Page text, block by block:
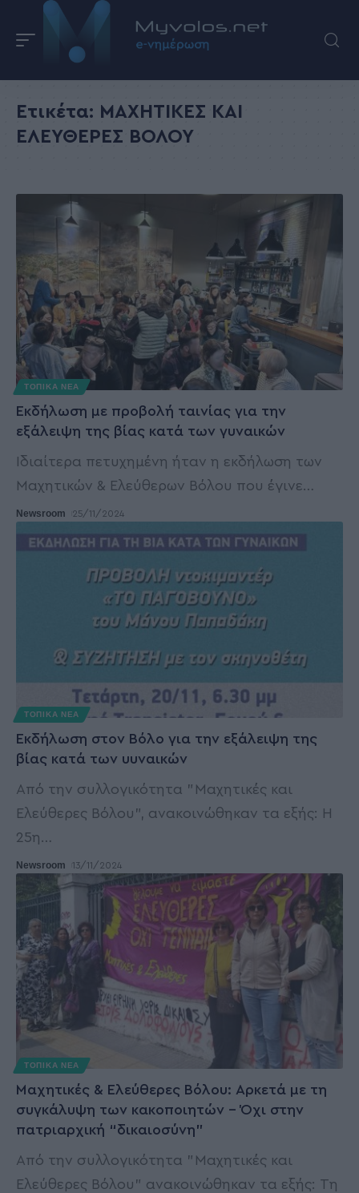
Ετικέτα: ΜΑΧΗΤΙΚΕΣ ΚΑΙ
ΕΛΕΥΘΕΡΕΣ ΒΟΛΟΥ
ΤΟΠΙΚΑ ΝΕΑ
Εκδήλωση με προβολή ταινίας για την
εξάλειψη της βίας κατά των γυναικών
Ιδιαίτερα πετυχημένη ήταν η εκδήλωση των
Μαχητικών & Ελεύθερων Βόλου που έγινε…
Newsroom 25/11/2024
ΤΟΠΙΚΑ ΝΕΑ
Εκδήλωση στον Βόλο για την εξάλειψη της
βίας κατά των υυναικών
Από την συλλογικότητα "Μαχητικές και
Ελεύθερες Βόλου", ανακοινώθηκαν τα εξής: Η
25η
Newsroom 13/11/2024
ΤΟΠΙΚΑ ΝΕΑ
Μαχητικές & Ελεύθερες Βόλου: Αρκετά με τη
συγκάλυψη των κακοποιητών – Όχι στην
πατριαρχική “δικαιοσύνη”
Από την συλλογικότητα "Μαχητικές και
Ελεύθερες Βόλου" ανακοινώθηκαν τα εξής: Τη